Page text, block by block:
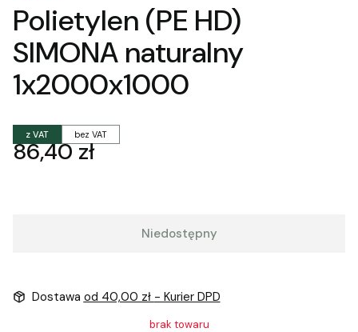
Polietylen (PE HD)
SIMONA naturalny
1x2000x1000
z VAT bez VAT
Cena
86,40 zł
Niedostępny
Dostawa od 40,00 zł - Kurier DPD
brak towaru